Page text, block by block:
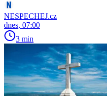
NESPECHEJ.cz
dnes, 07:00
3 min